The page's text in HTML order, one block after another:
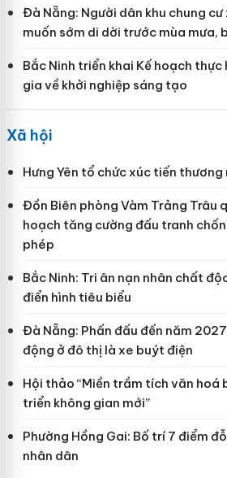
Đà Nẵng: Người dân khu chung
muốn sớm di dời trước mùa mưa,
Bắc Ninh triển khai Kế hoạch
gia về khởi nghiệp sáng tạo
Xã hội
Hưng Yên tổ chức xúc tiến
Đồn Biên phòng Vàm Trảng Trâu
hoạch tăng cường đấu tranh
phép
Bắc Ninh: Tri ân nạn nhân chất
điển hình tiêu biểu
Đà Nẵng: Phấn đấu đến năm
động ở đô thị là xe buýt điện
Hội thảo “Miền trầm tích văn hoá
triển không gian mới”
Phường Hồng Gai: Bố trí 7 điểm
nhân dân